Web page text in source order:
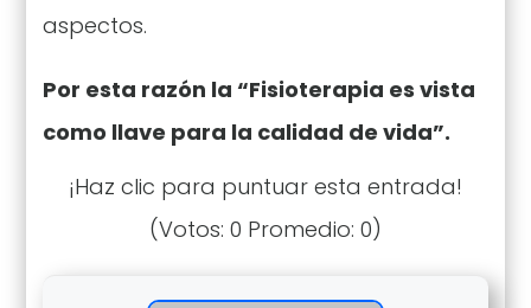
aspectos.
Por esta razón la “Fisioterapia es vista
como llave para la calidad de vida”.
¡Haz clic para puntuar esta entrada!
(Votos: 0 Promedio: 0)